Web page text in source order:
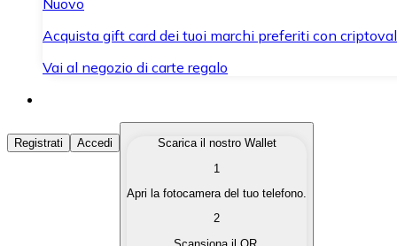
Nuovo
Acquista gift card dei tuoi marchi preferiti con
Vai al negozio di carte regalo
Acquista Criptovalute
Acquista le criptovalute che ti interessano in modo
Converti le tue criptovalute in valuta fiat quando ne hai
Registrati Accedi
Scarica il nostro Wallet
1
Apri la fotocamera del tuo telefono.
2